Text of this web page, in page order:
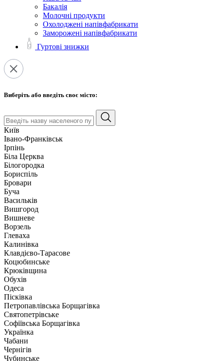
Бакалія
Молочні продукти
Охолоджені напівфабрикати
Заморожені напівфабрикати
Гуртові знижки
Виберіть або введіть своє місто:
Київ
Івано-Франківськ
Ірпінь
Біла Церква
Білогородка
Бориспіль
Бровари
Буча
Васильків
Вишгород
Вишневе
Ворзель
Глеваха
Калинівка
Клавдієво-Тарасове
Коцюбинське
Крюківщина
Обухів
Одеса
Пісківка
Петропавлівська Борщагівка
Святопетрівське
Софіївська Борщагівка
Українка
Чабани
Чернігів
Чубинське